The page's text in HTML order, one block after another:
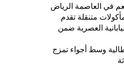
في العاصمة الرياض
متنقلة تقدم
العصرية ضمن
وسط أجواء تمزج